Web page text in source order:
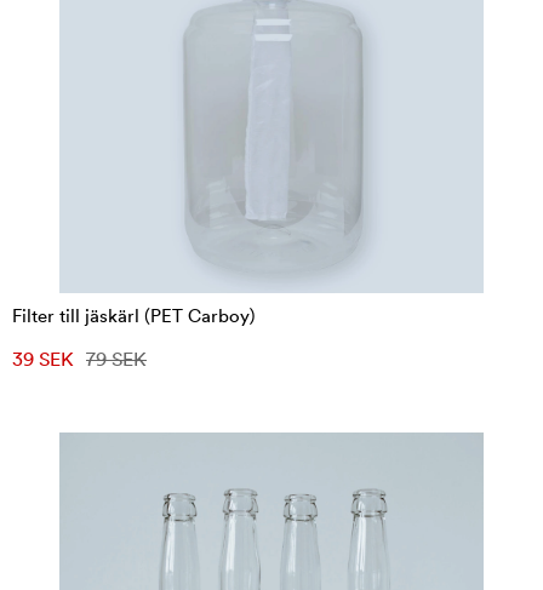
Filter till jäskärl (PET Carboy)
39 SEK 79 SEK